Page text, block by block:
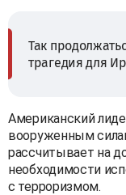
Так
трагедия для
Американский
вооруженным
рассчитывает на
необходимости
с терроризмом.